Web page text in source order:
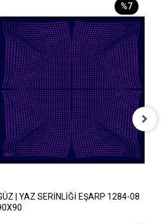
%7
| YAZ SERİNLİĞİ EŞARP 1284-08